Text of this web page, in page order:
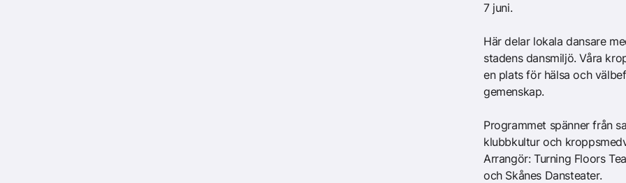
7 juni.
Här delar lokala dansare
stadens dansmiljö. Våra
en plats för hälsa och
gemenskap.
Programmet spänner från
klubbkultur och
Arrangör: Turning Floors
och Skånes Dansteater.